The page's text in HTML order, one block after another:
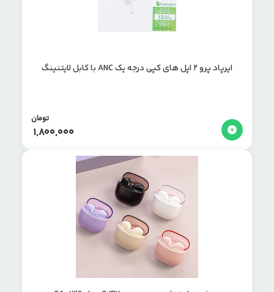
ایرپاد پرو 2 اپل های کپی درجه یک ANC با کابل لایتنینگ
1,800,000
تومان